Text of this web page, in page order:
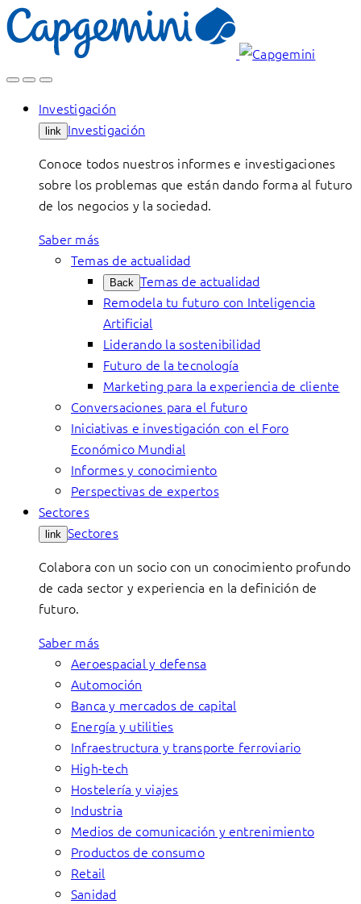
Skip
to
Investigación
link Investigación
Conoce todos nuestros informes e investigaciones
sobre los problemas que están dando forma al futuro
de los negocios y la sociedad.
Saber más
Temas de actualidad
Back Temas de actualidad
Remodela tu futuro con Inteligencia
Artificial
Liderando la sostenibilidad
Futuro de la tecnología
Marketing para la experiencia de cliente
Conversaciones para el futuro
Iniciativas e investigación con el Foro
Económico Mundial
Informes y conocimiento
Perspectivas de expertos
Sectores
link Sectores
Colabora con un socio con un conocimiento profundo
de cada sector y experiencia en la definición de
futuro.
Saber más
Aeroespacial y defensa
Automoción
Banca y mercados de capital
Energía y utilities
Infraestructura y transporte ferroviario
High-tech
Hostelería y viajes
Industria
Medios de comunicación y entrenimiento
Productos de consumo
Retail
Sanidad